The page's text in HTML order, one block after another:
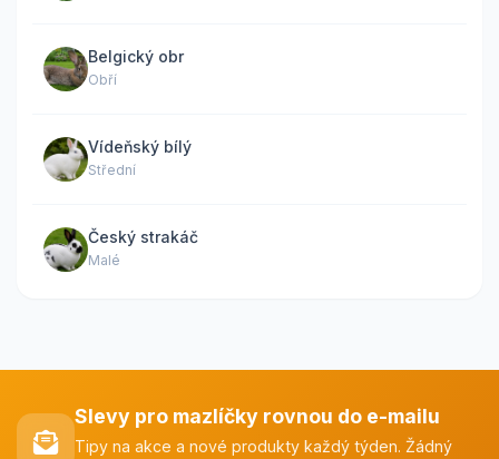
Belgický obr
Obří
Vídeňský bílý
Střední
Český strakáč
Malé
Slevy pro mazlíčky rovnou do e-mailu
Tipy na akce a nové produkty každý týden. Žádný